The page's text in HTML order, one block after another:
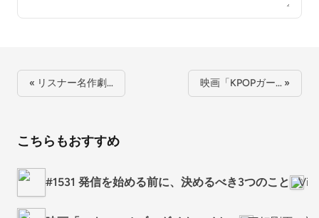
« リスナー名作劇… 映画「KPOPガー… »
こちらもおすすめ
#1531 発信を始める前に、決めるべき3つのこと